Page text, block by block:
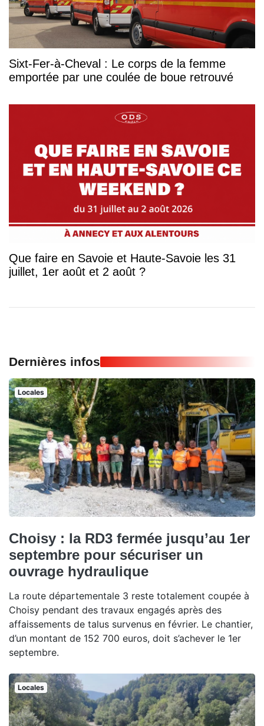
Sixt-Fer-à-Cheval : Le corps de la femme
emportée par une coulée de boue retrouvé
Que faire en Savoie et Haute-Savoie les 31
juillet, 1er août et 2 août ?
Dernières infos
Locales
Choisy : la RD3 fermée jusqu’au 1er
septembre pour sécuriser un
ouvrage hydraulique
La route départementale 3 reste totalement coupée à
Choisy pendant des travaux engagés après des
affaissements de talus survenus en février. Le chantier,
d’un montant de 152 700 euros, doit s’achever le 1er
septembre.
Locales